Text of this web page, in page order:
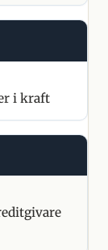
i kraft